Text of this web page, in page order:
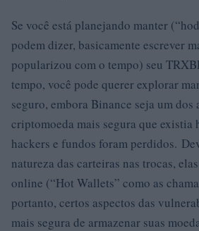
Se você está planejando manter
podem dizer, basicamente escrever
popularizou com o tempo) seu
tempo, você pode querer explorar
seguro, embora Binance seja um dos
criptomoeda mais segura que existia
hackers e fundos foram perdidos.
natureza das carteiras nas trocas,
online (“Hot Wallets” como as
portanto, certos aspectos das
mais segura de armazenar suas